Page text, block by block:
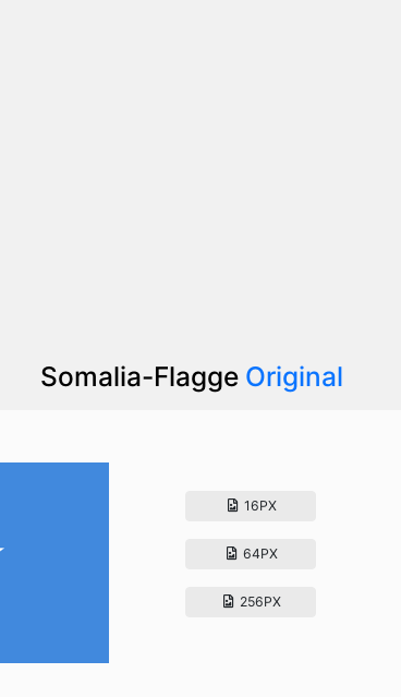
Somalia-Flagge Original
16PX
64PX
256PX